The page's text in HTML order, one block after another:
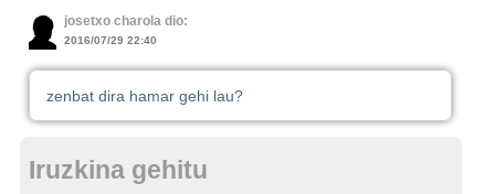
josetxo charola dio:
2016/07/29 22:40
zenbat dira hamar gehi lau?
Iruzkina gehitu